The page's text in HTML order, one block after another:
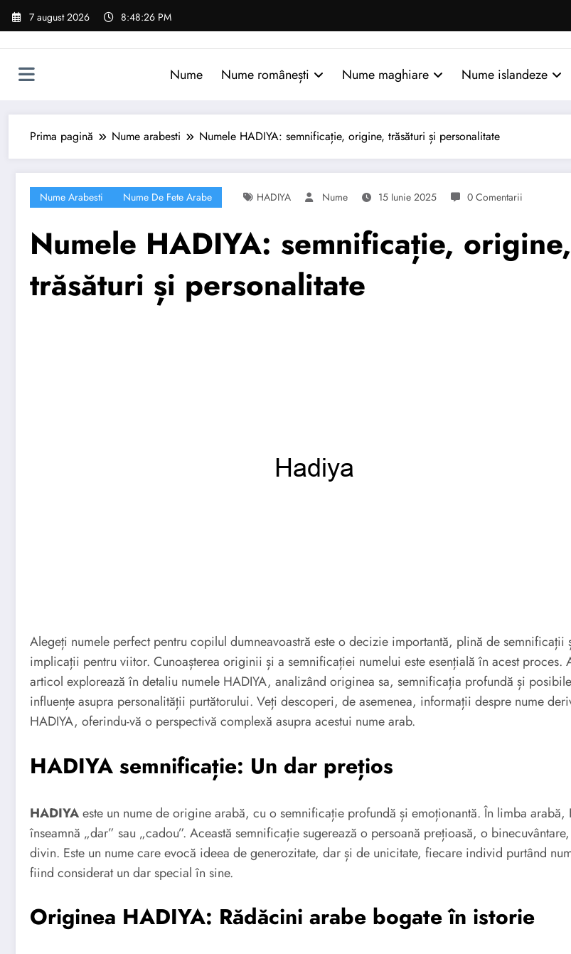
Sari
7 august 2026 8:48:27 PM
Nume Nume românești Nume maghiare Nume islandeze
Prima pagină Nume arabesti Numele HADIYA: semnificație, origine, trăsături și personalitate
Nume Arabesti Nume De Fete Arabe HADIYA Nume 15 Iunie 2025 0 Comentarii
Numele HADIYA: semnificație, origine,
trăsături și personalitate
Alegeți numele perfect pentru copilul dumneavoastră este o decizie importantă, plină de semnificații
implicații pentru viitor. Cunoașterea originii și a semnificației numelui este esențială în acest proces.
articol explorează în detaliu numele HADIYA, analizând originea sa, semnificația profundă și
influențe asupra personalității purtătorului. Veți descoperi, de asemenea, informații despre nume
HADIYA, oferindu-vă o perspectivă complexă asupra acestui nume arab.
HADIYA semnificație: Un dar prețios
HADIYAeste un nume de origine arabă, cu o semnificație profundă și emoționantă. În limba arabă,
înseamnă „dar” sau „cadou”. Această semnificație sugerează o persoană prețioasă, o
divin. Este un nume care evocă ideea de generozitate, dar și de unicitate, fiecare individ purtând
fiind considerat un dar special în sine.
Originea HADIYA: Rădăcini arabe bogate în istorie